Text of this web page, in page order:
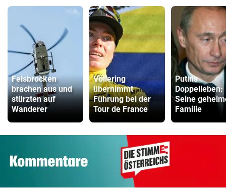
Felsbrocken
brachen aus und
stürzten auf
Wanderer
Vollering
übernimmt
Führung bei der
Tour de France
Putins
Doppelleben:
Seine
Familie